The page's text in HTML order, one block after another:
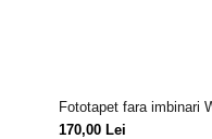
Fototapet fara imbinari
170,00 Lei